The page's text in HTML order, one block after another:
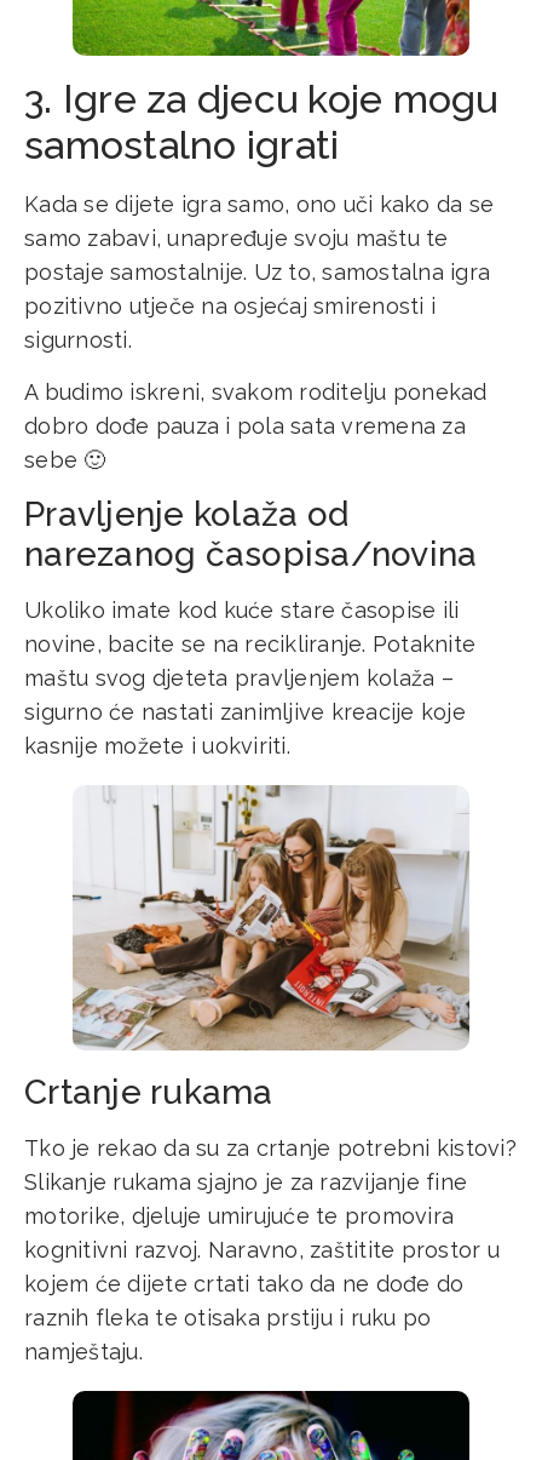
3. Igre za djecu koje mogu
samostalno igrati
Kada se dijete igra samo, ono uči kako da se
samo zabavi, unapređuje svoju maštu te
postaje samostalnije. Uz to, samostalna igra
pozitivno utječe na osjećaj smirenosti i
sigurnosti.
A budimo iskreni, svakom roditelju ponekad
dobro dođe pauza i pola sata vremena za
sebe 🙂
Pravljenje kolaža od
narezanog časopisa/novina
Ukoliko imate kod kuće stare časopise ili
novine, bacite se na recikliranje. Potaknite
maštu svog djeteta pravljenjem kolaža –
sigurno će nastati zanimljive kreacije koje
kasnije možete i uokviriti.
Crtanje rukama
Tko je rekao da su za crtanje potrebni kistovi?
Slikanje rukama sjajno je za razvijanje fine
motorike, djeluje umirujuće te promovira
kognitivni razvoj. Naravno, zaštitite prostor u
kojem će dijete crtati tako da ne dođe do
raznih fleka te otisaka prstiju i ruku po
namještaju.